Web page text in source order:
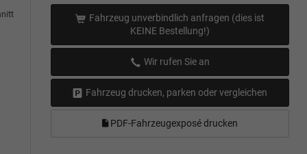
Fahrzeug unverbindlich anfragen (dies ist
KEINE Bestellung!)
Wir rufen Sie an
Fahrzeug drucken, parken oder vergleichen
PDF-Fahrzeugexposé drucken